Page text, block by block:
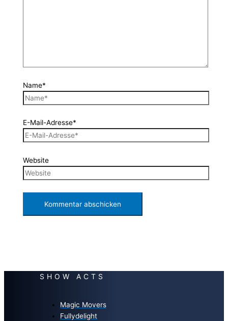
Name*
E-Mail-Adresse*
Website
SHOW ACTS
Magic Movers
Fullydelight